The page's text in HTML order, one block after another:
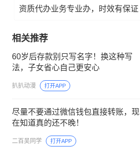
资质代办业务专业办，时效有保证
相关推荐
60岁后存款别只写名字！换这种写
法，子女省心自己更安心
扒扒动漫 打开APP
尽量不要通过微信钱包直接转账，现
在知道真的还不晚！
二百吴同学 打开APP